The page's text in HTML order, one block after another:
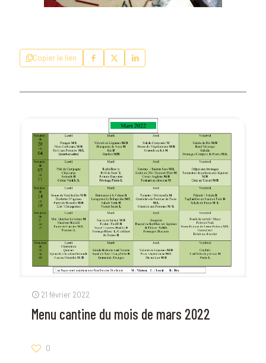
Copier le lien
21 février 2022
Menu cantine du mois de mars 2022
0